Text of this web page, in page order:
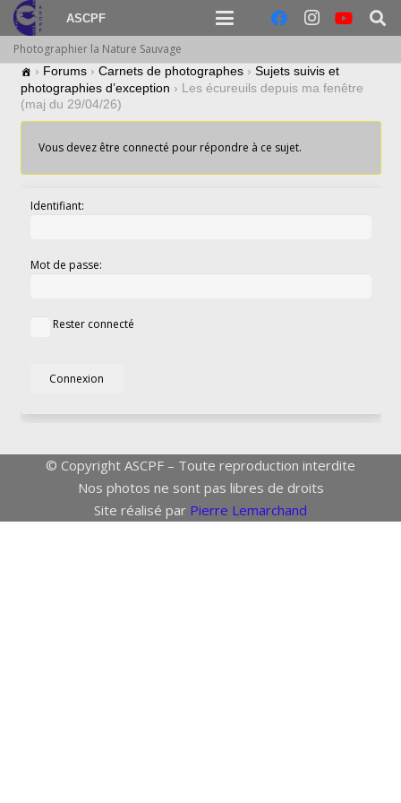
ASCPF
Photographier la Nature Sauvage
› Forums › Carnets de photographes › Sujets suivis et
photographies d’exception › Les écureuils depuis ma fenêtre
(maj du 29/04/26)
Vous devez être connecté pour répondre à ce sujet.
Identifiant:
Mot de passe:
Rester connecté
Connexion
© Copyright ASCPF – Toute reproduction interdite
Nos photos ne sont pas libres de droits
Site réalisé par Pierre Lemarchand